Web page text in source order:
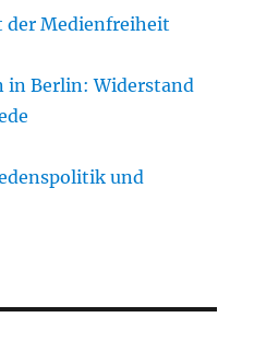
der Medienfreiheit
in Berlin: Widerstand
und